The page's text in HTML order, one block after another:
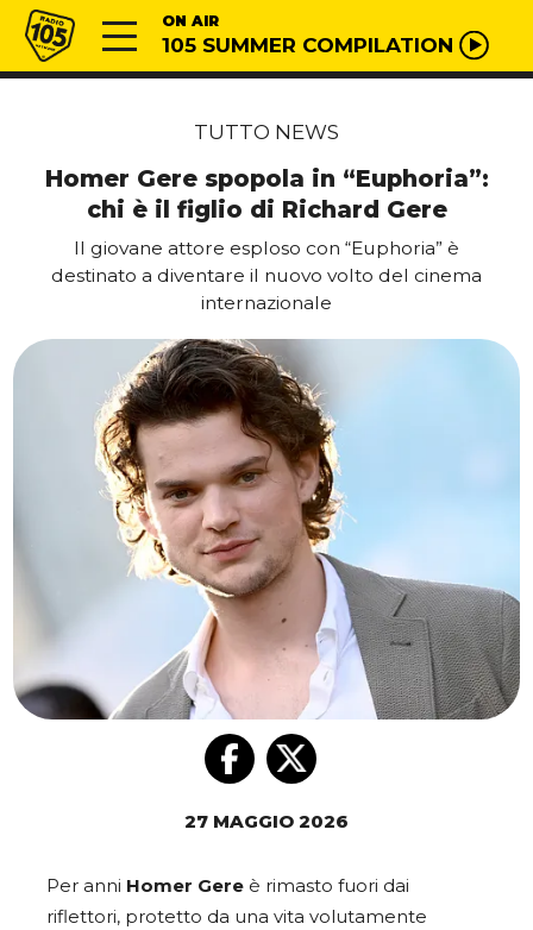
Vai al contenuto
Radio 105 ON AIR
105 SUMMER COMPILATION
TUTTO NEWS
Homer Gere spopola in “Euphoria”:
chi è il figlio di Richard Gere
Il giovane attore esploso con “Euphoria” è
destinato a diventare il nuovo volto del cinema
internazionale
27 MAGGIO 2026
Per anni Homer Gere è rimasto fuori dai
riflettori, protetto da una vita volutamente